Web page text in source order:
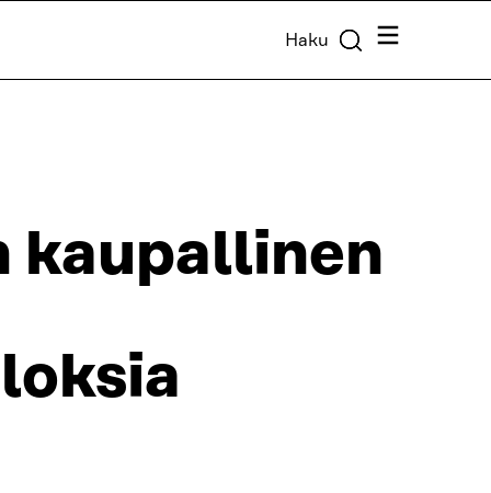
Haku Valikko
kaupallinen